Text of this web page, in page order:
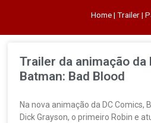
Home| Trailer|
Trailer da animação da
Batman: Bad Blood
Na nova animação da DC Comics,
Dick Grayson, o primeiro Robin e